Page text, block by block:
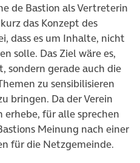
de Bastion als Vertreterin
das Konzept des
dass es um Inhalte, nicht
solle. Das Ziel wäre es,
sondern gerade auch die
zu sensibilisieren
bringen. Da der Verein
für alle sprechen
Meinung nach einer
für die Netzgemeinde.